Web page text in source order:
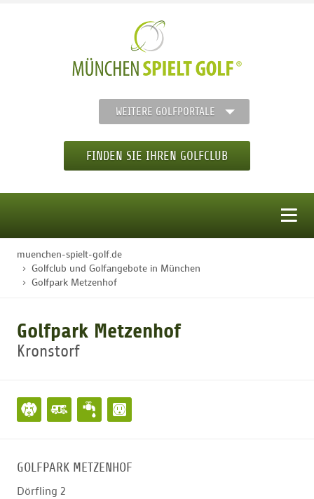
WEITERE GOLFPORTALE
FINDEN SIE IHREN GOLFCLUB
STARTSEITE
GOLFTURNIERE
GOLF NEWS
GOLFHOTELS
muenchen-spielt-golf.de
Golfclub und Golfangebote in München
Golfpark Metzenhof
Golfpark Metzenhof
Kronstorf
GOLFPARK METZENHOF
Dörfling 2